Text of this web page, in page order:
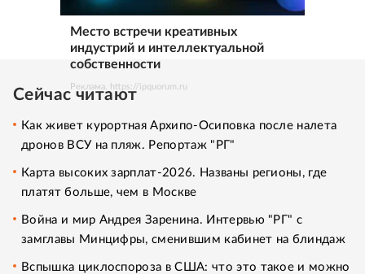
Место встречи креативных
индустрий и интеллектуальной
собственности
Реклама. https://ipquorum.ru
Сейчас читают
Как живет курортная Архипо-Осиповка после налета
дронов ВСУ на пляж. Репортаж "РГ"
Карта высоких зарплат-2026. Названы регионы, где
платят больше, чем в Москве
Война и мир Андрея Заренина. Интервью "РГ" с
замглавы Минцифры, сменившим кабинет на блиндаж
Вспышка циклоспороза в США: что это такое и можно